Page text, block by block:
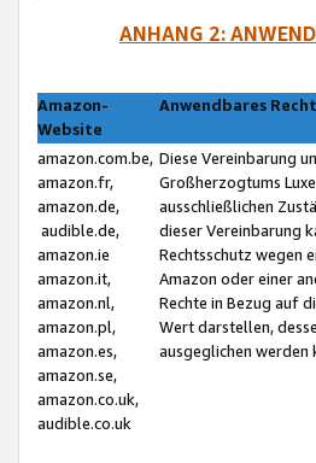
ANHANG 2:
Amazon-
Website
Anwendbares
amazon.com.be,
amazon.fr,
amazon.de,
audible.de,
amazon.ie
amazon.it,
amazon.nl,
amazon.pl,
amazon.es,
amazon.se,
amazon.co.uk,
audible.co.uk
Diese Vereinbarung
Großherzogtums
ausschließlichen
dieser Vereinbarung
Rechtsschutz wegen
Amazon oder einer
Rechte in Bezug auf
Wert darstellen,
ausgeglichen werden